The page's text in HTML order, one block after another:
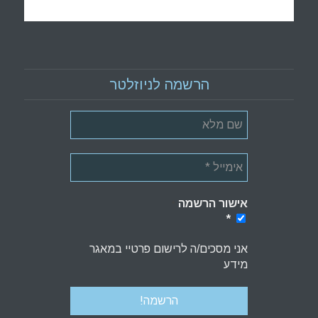
הרשמה לניוזלטר
אישור הרשמה
*
אני מסכים/ה לרישום פרטיי במאגר
מידע